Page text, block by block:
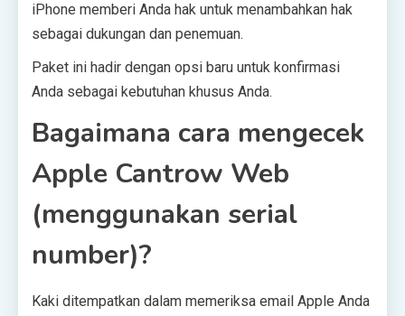
iPhone memberi Anda hak untuk menambahkan hak
sebagai dukungan dan penemuan.
Paket ini hadir dengan opsi baru untuk konfirmasi
Anda sebagai kebutuhan khusus Anda.
Bagaimana cara mengecek
Apple Cantrow Web
(menggunakan serial
number)?
Kaki ditempatkan dalam memeriksa email Apple Anda